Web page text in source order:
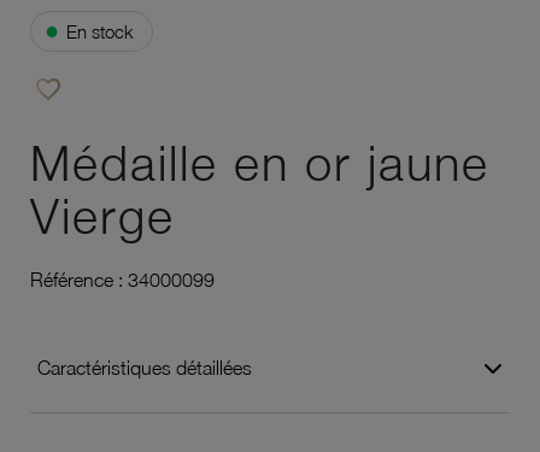
● En stock
favorite_border
Médaille en or jaune
Vierge
Référence : 34000099
Caractéristiques détaillées